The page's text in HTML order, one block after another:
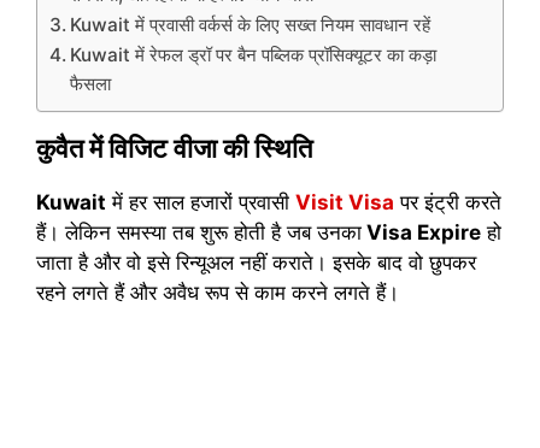
Kuwait में प्रवासी वर्कर्स के लिए सख्त नियम सावधान रहें
Kuwait में रेफल ड्रॉ पर बैन पब्लिक प्रॉसिक्यूटर का कड़ा
फैसला
कुवैत में विजिट वीजा की स्थिति
Kuwait में हर साल हजारों प्रवासी Visit Visa पर इंट्री करते
हैं। लेकिन समस्या तब शुरू होती है जब उनका Visa Expire हो
जाता है और वो इसे रिन्यूअल नहीं कराते। इसके बाद वो छुपकर
रहने लगते हैं और अवैध रूप से काम करने लगते हैं।